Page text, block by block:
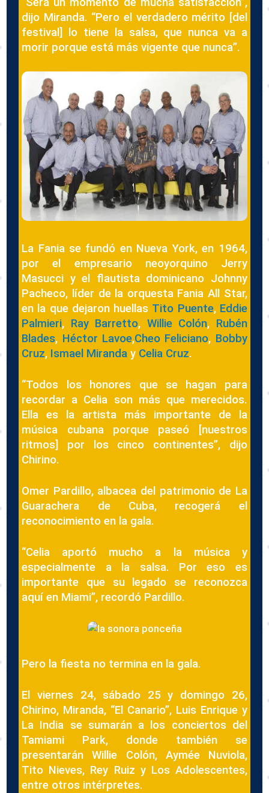
dijo Miranda. “Pero el verdadero mérito [del
festival] lo tiene la salsa, que nunca va a
morir porque está más vigente que nunca”.
La Fania se fundó en Nueva York, en 1964,
por el empresario neoyorquino Jerry
Masucci y el flautista dominicano Johnny
Pacheco, líder de la orquesta Fania All Star,
en la que dejaron huellas Tito Puente, Eddie
Palmieri, Ray Barretto, Willie Colón, Rubén
Blades, Héctor Lavoe,Cheo Feliciano, Bobby
Cruz, Ismael Miranda y Celia Cruz.
“Todos los honores que se hagan para
recordar a Celia son más que merecidos.
Ella es la artista más importante de la
música cubana porque paseó [nuestros
ritmos] por los cinco continentes”, dijo
Chirino.
Omer Pardillo, albacea del patrimonio de La
Guarachera de Cuba, recogerá el
reconocimiento en la gala.
“Celia aportó mucho a la música y
especialmente a la salsa. Por eso es
importante que su legado se reconozca
aquí en Miami”, recordó Pardillo.
Pero la fiesta no termina en la gala.
El viernes 24, sábado 25 y domingo 26,
Chirino, Miranda, “El Canario”, Luis Enrique y
La India se sumarán a los conciertos del
Tamiami Park, donde también se
presentarán Willie Colón, Aymée Nuviola,
Tito Nieves, Rey Ruiz y Los Adolescentes,
entre otros intérpretes.